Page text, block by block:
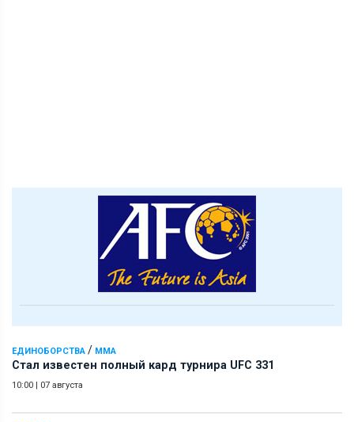
ЕДИНОБОРСТВА / ММА
Стал известен полный кард турнира UFC 331
10:00 | 07 августа